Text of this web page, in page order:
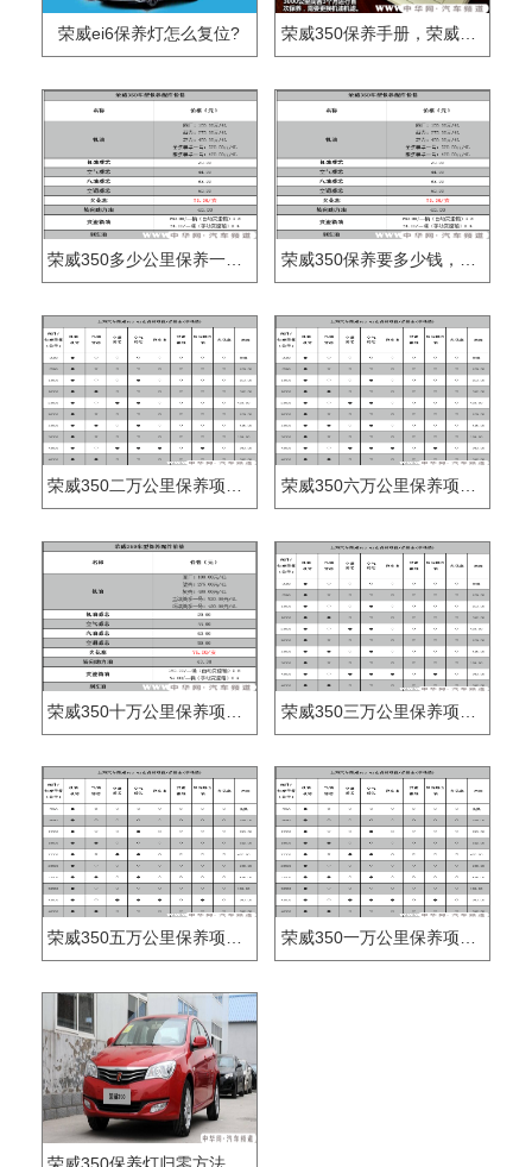
荣威ei6保养灯怎么复位? 荣威350保养手册，荣威350保养周期费用表